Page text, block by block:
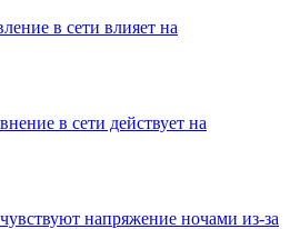
в сети влияет на
в сети действует на
напряжение ночами из-за